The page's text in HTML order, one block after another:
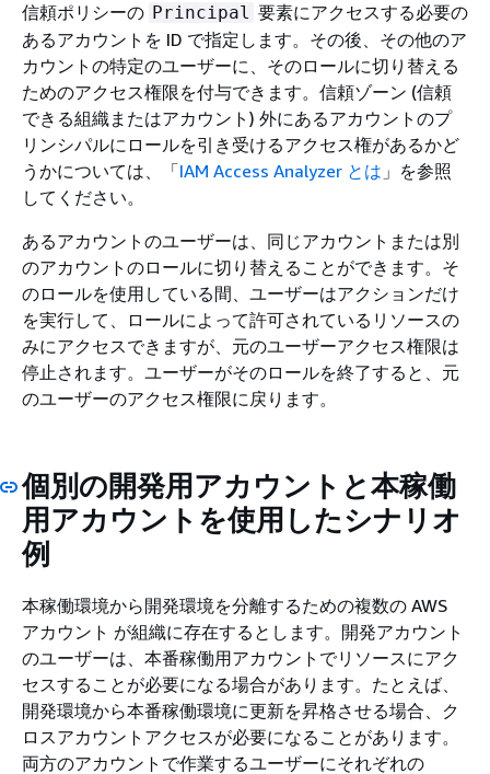
信頼ポリシーの Principal 要素にアクセスする必要の
あるアカウントを ID で指定します。その後、その他のア
カウントの特定のユーザーに、そのロールに切り替える
ためのアクセス権限を付与できます。信頼ゾーン (信頼
できる組織またはアカウント) 外にあるアカウントのプ
リンシパルにロールを引き受けるアクセス権があるかど
うかについては、「IAM Access Analyzer とは 」を参照
してください。
あるアカウントのユーザーは、同じアカウントまたは別
のアカウントのロールに切り替えることができます。そ
のロールを使用している間、ユーザーはアクションだけ
を実行して、ロールによって許可されているリソースの
みにアクセスできますが、元のユーザーアクセス権限は
停止されます。ユーザーがそのロールを終了すると、元
のユーザーのアクセス権限に戻ります。
個別の開発用アカウントと本稼働
用アカウントを使用したシナリオ
例
本稼働環境から開発環境を分離するための複数の AWS
アカウント が組織に存在するとします。開発アカウント
のユーザーは、本番稼働用アカウントでリソースにアク
セスすることが必要になる場合があります。たとえば、
開発環境から本番稼働環境に更新を昇格させる場合、ク
ロスアカウントアクセスが必要になることがあります。
両方のアカウントで作業するユーザーにそれぞれの